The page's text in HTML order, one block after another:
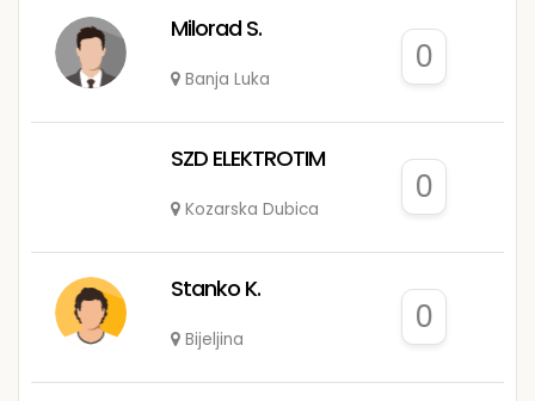
Milorad S.
Banja Luka
0
SZD ELEKTROTIM
Kozarska Dubica
0
Stanko K.
Bijeljina
0